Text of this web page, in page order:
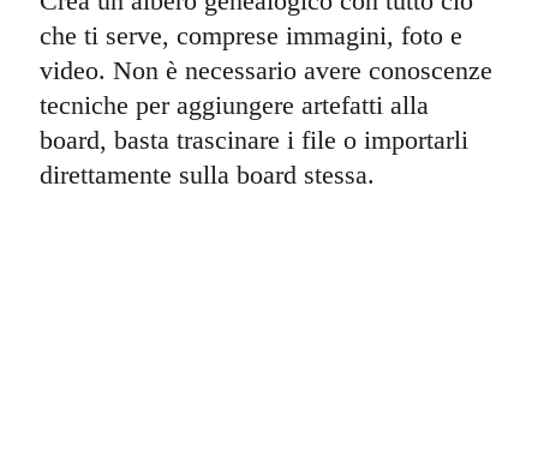
che ti serve, comprese immagini, foto e
video. Non è necessario avere conoscenze
tecniche per aggiungere artefatti alla
board, basta trascinare i file o importarli
direttamente sulla board stessa.